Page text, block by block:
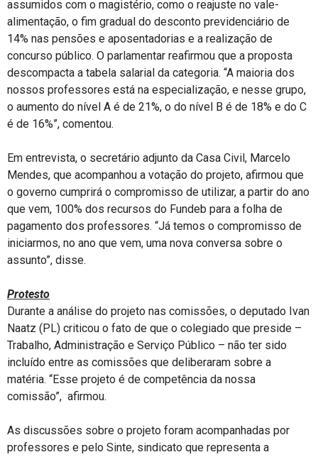
assumidos com o magistério, como o reajuste no vale-
alimentação, o fim gradual do desconto previdenciário de
14% nas pensões e aposentadorias e a realização de
concurso público. O parlamentar reafirmou que a proposta
descompacta a tabela salarial da categoria. “A maioria dos
nossos professores está na especialização, e nesse grupo,
o aumento do nível A é de 21%, o do nível B é de 18% e do C
é de 16%”, comentou.
Em entrevista, o secretário adjunto da Casa Civil, Marcelo
Mendes, que acompanhou a votação do projeto, afirmou que
o governo cumprirá o compromisso de utilizar, a partir do ano
que vem, 100% dos recursos do Fundeb para a folha de
pagamento dos professores. “Já temos o compromisso de
iniciarmos, no ano que vem, uma nova conversa sobre o
assunto”, disse.
Protesto
Durante a análise do projeto nas comissões, o deputado Ivan
Naatz (PL) criticou o fato de que o colegiado que preside –
Trabalho, Administração e Serviço Público – não ter sido
incluído entre as comissões que deliberaram sobre a
matéria. “Esse projeto é de competência da nossa
comissão”, afirmou.
As discussões sobre o projeto foram acompanhadas por
professores e pelo Sinte, sindicato que representa a